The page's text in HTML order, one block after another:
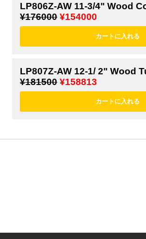
LP806Z-AW 11-3/4" Wood
¥176000 ¥154000
LP807Z-AW 12-1/ 2" Wood
¥181500 ¥158813